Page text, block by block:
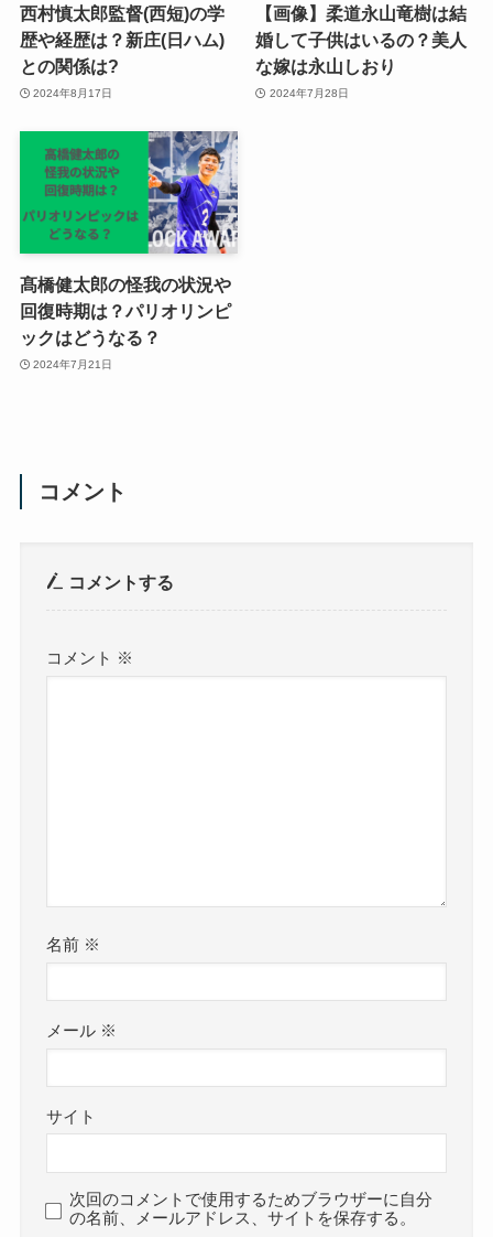
西村慎太郎監督(西短)の学
歴や経歴は？新庄(日ハム)
との関係は?
2024年8月17日
【画像】柔道永山竜樹は結
婚して子供はいるの？美人
な嫁は永山しおり
2024年7月28日
髙橋健太郎の怪我の状況や
回復時期は？パリオリンピ
ックはどうなる？
2024年7月21日
コメント
コメントする
コメント ※
名前 ※
メール ※
サイト
次回のコメントで使用するためブラウザーに自分
の名前、メールアドレス、サイトを保存する。